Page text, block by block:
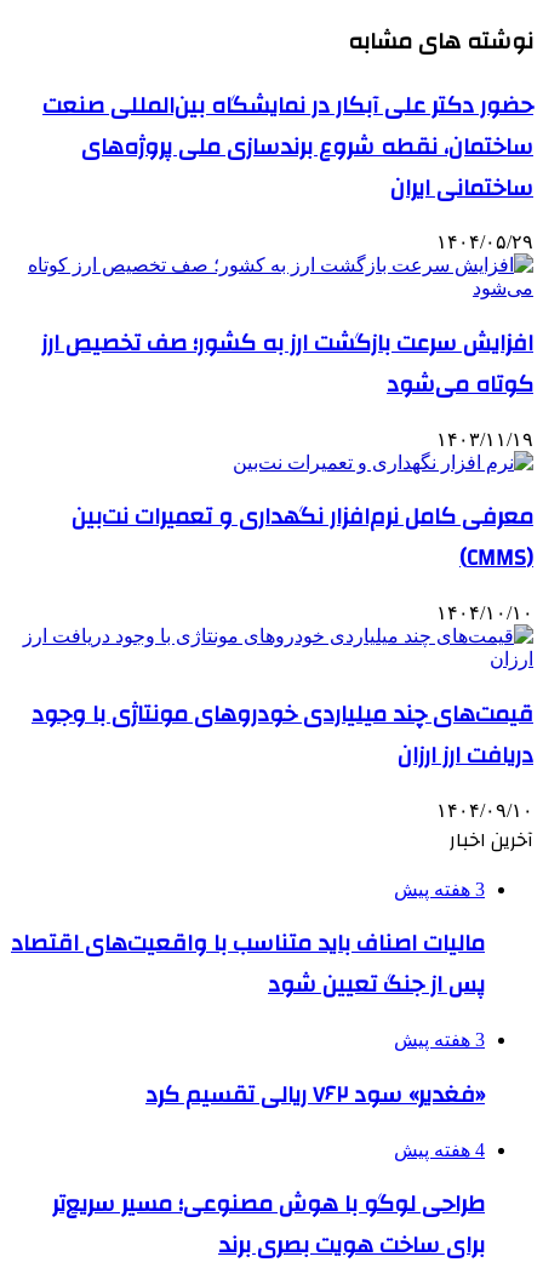
نوشته های مشابه
حضور دکتر علی آبکار در نمایشگاه بین‌المللی صنعت
ساختمان، نقطه شروع برندسازی ملی پروژه‌های
ساختمانی ایران
۱۴۰۴/۰۵/۲۹
افزایش سرعت بازگشت ارز به کشور؛ صف تخصیص ارز
کوتاه می‌شود
۱۴۰۳/۱۱/۱۹
معرفی کامل نرم‌افزار نگهداری و تعمیرات نت‌بین
(CMMS)
۱۴۰۴/۱۰/۱۰
قیمت‌های چند میلیاردی خودروهای مونتاژی با وجود
دریافت ارز ارزان
۱۴۰۴/۰۹/۱۰
آخرین اخبار
3 هفته پیش
مالیات اصناف باید متناسب با واقعیت‌های اقتصاد
پس از جنگ تعیین شود
3 هفته پیش
«فغدیر» سود ۷۶۲ ریالی تقسیم کرد
4 هفته پیش
طراحی لوگو با هوش مصنوعی؛ مسیر سریع‌تر
برای ساخت هویت بصری برند